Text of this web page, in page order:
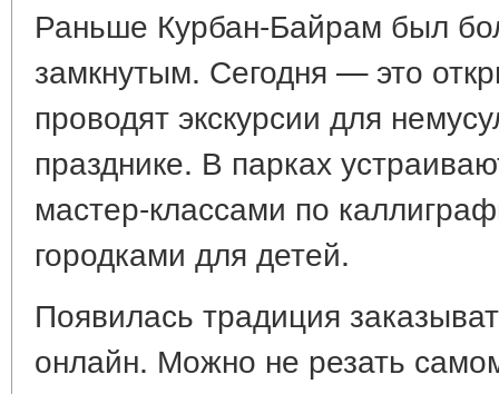
Раньше Курбан-Байрам был
замкнутым. Сегодня — это
проводят экскурсии для
празднике. В парках
мастер-классами по
городками для детей.
Появилась традиция
онлайн. Можно не резать